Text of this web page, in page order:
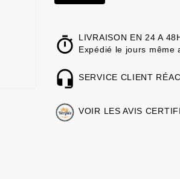
LIVRAISON EN 24 A
Expédié le jours même
SERVICE CLIENT
VOIR LES AVIS